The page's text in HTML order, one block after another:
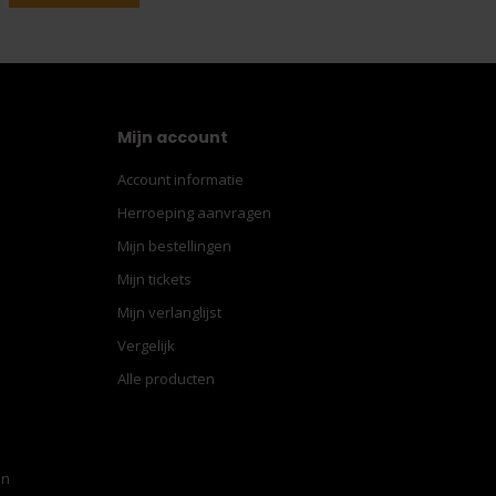
Mijn account
Account informatie
Herroeping aanvragen
Mijn bestellingen
Mijn tickets
Mijn verlanglijst
Vergelijk
Alle producten